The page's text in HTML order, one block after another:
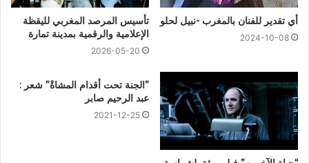
أي تقدير للفنان بالمغرب -نبيل لحلو
2024-10-08
تأسيس المرصد المغربي لليقظة
الإعلامية والرقمية بمدينة تمارة
2026-05-20
”الجنة تحت أقدام المشاةْ” شعر :
عبد الرحيم صابر
2021-12-25